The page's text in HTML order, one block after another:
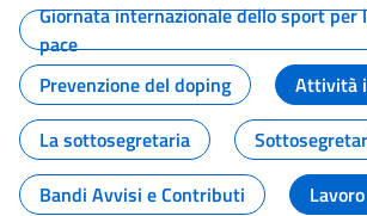
Giornata internazionale dello sport per
pace
Prevenzione del doping
Attività
La sottosegretaria
Bandi Avvisi e Contributi